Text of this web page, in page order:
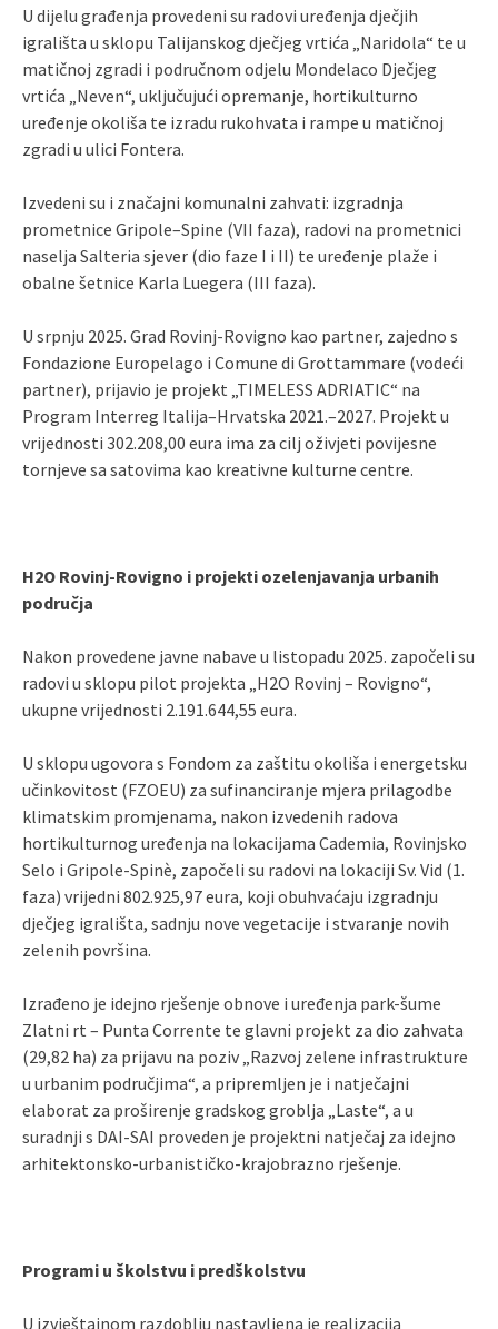
U dijelu građenja provedeni su radovi uređenja dječjih
igrališta u sklopu Talijanskog dječjeg vrtića „Naridola“ te u
matičnoj zgradi i područnom odjelu Mondelaco Dječjeg
vrtića „Neven“, uključujući opremanje, hortikulturno
uređenje okoliša te izradu rukohvata i rampe u matičnoj
zgradi u ulici Fontera.
Izvedeni su i značajni komunalni zahvati: izgradnja
prometnice Gripole–Spine (VII faza), radovi na prometnici
naselja Salteria sjever (dio faze I i II) te uređenje plaže i
obalne šetnice Karla Luegera (III faza).
U srpnju 2025. Grad Rovinj-Rovigno kao partner, zajedno s
Fondazione Europelago i Comune di Grottammare (vodeći
partner), prijavio je projekt „TIMELESS ADRIATIC“ na
Program Interreg Italija–Hrvatska 2021.–2027. Projekt u
vrijednosti 302.208,00 eura ima za cilj oživjeti povijesne
tornjeve sa satovima kao kreativne kulturne centre.
H2O Rovinj-Rovigno i projekti ozelenjavanja urbanih
područja
Nakon provedene javne nabave u listopadu 2025. započeli su
radovi u sklopu pilot projekta „H2O Rovinj – Rovigno“,
ukupne vrijednosti 2.191.644,55 eura.
U sklopu ugovora s Fondom za zaštitu okoliša i energetsku
učinkovitost (FZOEU) za sufinanciranje mjera prilagodbe
klimatskim promjenama, nakon izvedenih radova
hortikulturnog uređenja na lokacijama Cademia, Rovinjsko
Selo i Gripole-Spinè, započeli su radovi na lokaciji Sv. Vid (1.
faza) vrijedni 802.925,97 eura, koji obuhvaćaju izgradnju
dječjeg igrališta, sadnju nove vegetacije i stvaranje novih
zelenih površina.
Izrađeno je idejno rješenje obnove i uređenja park-šume
Zlatni rt – Punta Corrente te glavni projekt za dio zahvata
(29,82 ha) za prijavu na poziv „Razvoj zelene infrastrukture
u urbanim područjima“, a pripremljen je i natječajni
elaborat za proširenje gradskog groblja „Laste“, a u
suradnji s DAI-SAI proveden je projektni natječaj za idejno
arhitektonsko-urbanističko-krajobrazno rješenje.
Programi u školstvu i predškolstvu
U izvještajnom razdoblju nastavljena je realizacija